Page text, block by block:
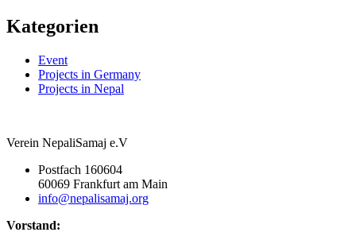
Kategorien
Event
Projects in Germany
Projects in Nepal
Verein NepaliSamaj e.V
Postfach 160604
60069 Frankfurt am Main
info@nepalisamaj.org
Vorstand: